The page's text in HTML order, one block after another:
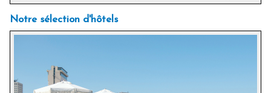
Notre sélection d'hôtels